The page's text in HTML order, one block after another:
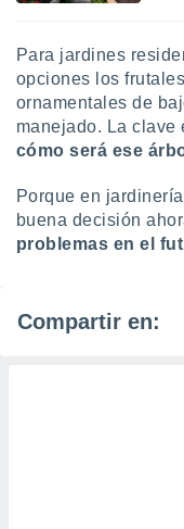
Para jardines
opciones los
ornamentales de
manejado. La clave
cómo será ese
Porque en
buena decisión
problemas en el
Compartir en: